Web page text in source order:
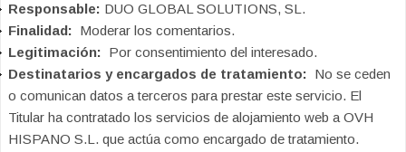
Responsable: DUO GLOBAL SOLUTIONS, SL.
Finalidad: Moderar los comentarios.
Legitimación: Por consentimiento del interesado.
Destinatarios y encargados de tratamiento: No se ceden
o comunican datos a terceros para prestar este servicio. El
Titular ha contratado los servicios de alojamiento web a OVH
HISPANO S.L. que actúa como encargado de tratamiento.